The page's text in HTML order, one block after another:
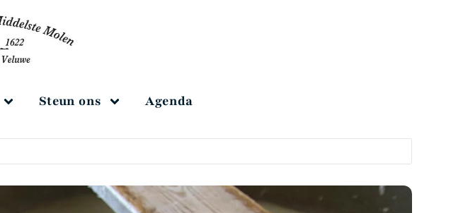
Steun ons Agenda